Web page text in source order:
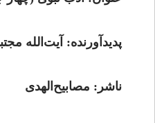
پدیدآورنده: آیت‌الله
ناشر: مصابیح‌الهدی